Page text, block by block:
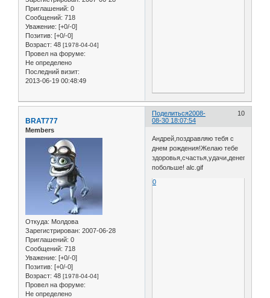
Приглашений: 0
Сообщений: 718
Уважение: [+0/-0]
Позитив: [+0/-0]
Возраст: 48 [1978-04-04]
Провел на форуме:
Не определено
Последний визит:
2013-06-19 00:48:49
Поделиться 10
2008-
08-30 18:07:54
BRAT777
Members
Откуда: Молдова
Зарегистрирован: 2007-06-28
Приглашений: 0
Сообщений: 718
Уважение: [+0/-0]
Позитив: [+0/-0]
Возраст: 48 [1978-04-04]
Провел на форуме:
Не определено
Андрей,поздравляю тебя с
днем рождения!Желаю тебе
здоровья,счастья,удачи,денег
побольше! alc.gif
0